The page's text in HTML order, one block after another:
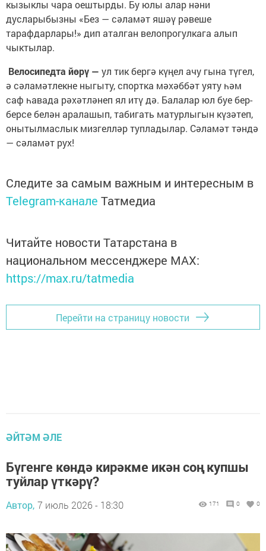
кызыклы чара оештырды. Бу юлы алар нәни
дусларыбызны «Без — сәламәт яшәү рәвеше
тарафдарлары!» дип аталган велопрогулкага алып
чыктылар.
Велосипедта йөрү — ул тик бергә күңел ачу гына түгел,
ә сәламәтлекне ныгыту, спортка мәхәббәт уяту һәм
саф һавада рәхәтләнеп ял итү дә. Балалар юл буе бер-
берсе белән аралашып, табигать матурлыгын күзәтеп,
онытылмаслык мизгелләр тупладылар. Сәламәт тәндә
— сәламәт рух!
Следите за самым важным и интересным в
Telegram-канале Татмедиа
Читайте новости Татарстана в
национальном мессенджере MАХ:
https://max.ru/tatmedia
Перейти на страницу новости
ӘЙТӘМ ӘЛЕ
Бүгенге көндә кирәкме икән соң купшы
туйлар үткәрү?
Автор, 7 июль 2026 - 18:30 171 0 0